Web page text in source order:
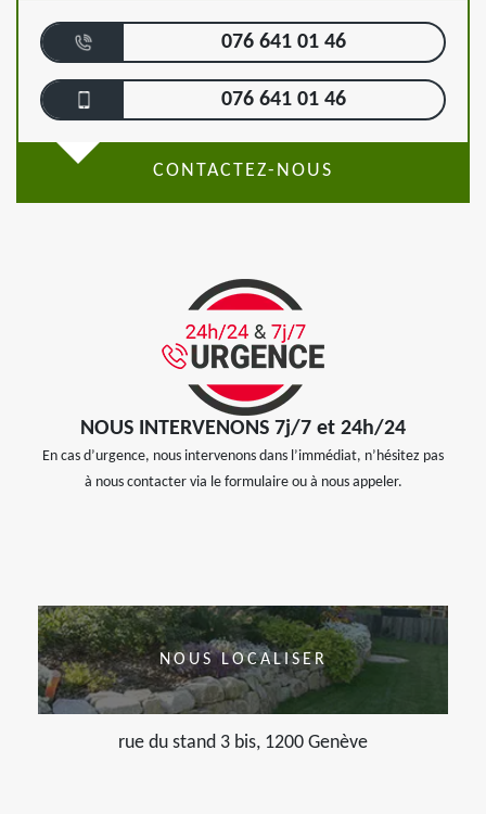
076 641 01 46
076 641 01 46
CONTACTEZ-NOUS
NOUS INTERVENONS 7j/7 et 24h/24
En cas d’urgence, nous intervenons dans l’immédiat, n’hésitez pas
à nous contacter via le formulaire ou à nous appeler.
NOUS LOCALISER
rue du stand 3 bis, 1200 Genève